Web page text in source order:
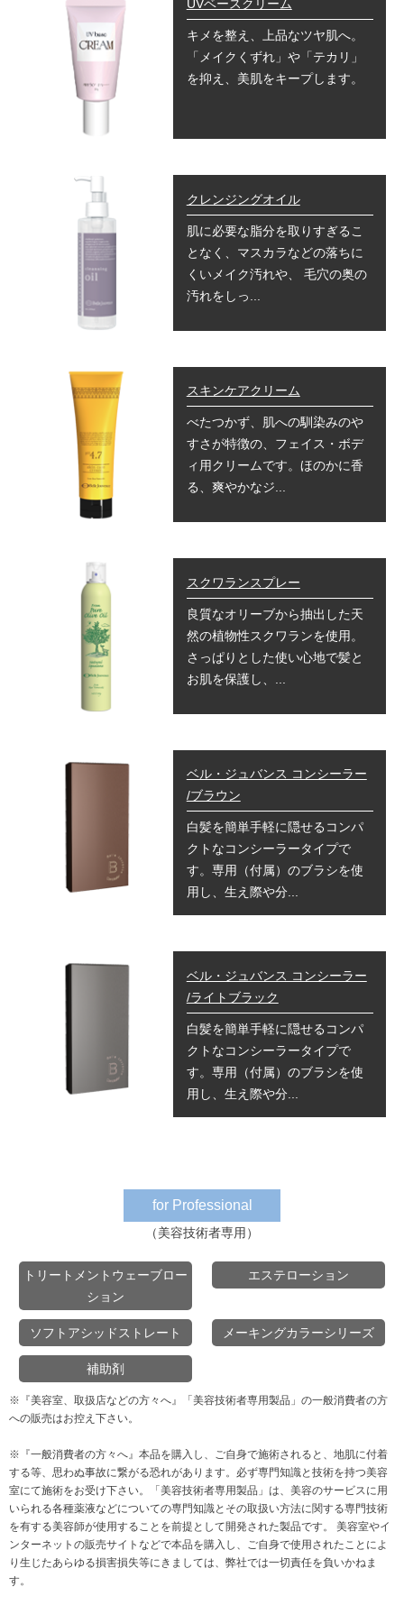
UVベースクリーム
キメを整え、上品なツヤ肌へ。
「メイクくずれ」や「テカリ」
を抑え、美肌をキープします。
クレンジングオイル
肌に必要な脂分を取りすぎるこ
となく、マスカラなどの落ちに
くいメイク汚れや、 毛穴の奥の
汚れをしっ...
スキンケアクリーム
べたつかず、肌への馴染みのや
すさが特徴の、フェイス・ボデ
ィ用クリームです。ほのかに香
る、爽やかなジ...
スクワランスプレー
良質なオリーブから抽出した天
然の植物性スクワランを使用。
さっぱりとした使い心地で髪と
お肌を保護し、...
ベル・ジュバンス コンシーラー
/ブラウン
白髪を簡単手軽に隠せるコンパ
クトなコンシーラータイプで
す。専用（付属）のブラシを使
用し、生え際や分...
ベル・ジュバンス コンシーラー
/ライトブラック
白髪を簡単手軽に隠せるコンパ
クトなコンシーラータイプで
す。専用（付属）のブラシを使
用し、生え際や分...
for Professional
（美容技術者専用）
トリートメントウェーブロー
ション
エステローション
ソフトアシッドストレート メーキングカラーシリーズ
補助剤
※『美容室、取扱店などの方々へ』
「美容技術者専用製品」の一般消費者の方
への販売はお控え下さい。
※『一般消費者の方々へ』 本品を購入し、ご自身で施術されると、地肌に付着
する等、思わぬ事故に繋がる恐れがあります。必ず専門知識と技術を持つ美容
室にて施術をお受け下さい。
「美容技術者専用製品」は、美容のサービスに用
いられる各種薬液などについての専門知識と その取扱い方法に関する専門技術
を有する美容師が使用することを前提として開発された製品です。
美容室やイ
ンターネットの販売サイトなどで本品を購入し、ご自身で使用されたことによ
り生じたあらゆる損害損失等にきましては、弊社では一切責任を負いかねま
す。